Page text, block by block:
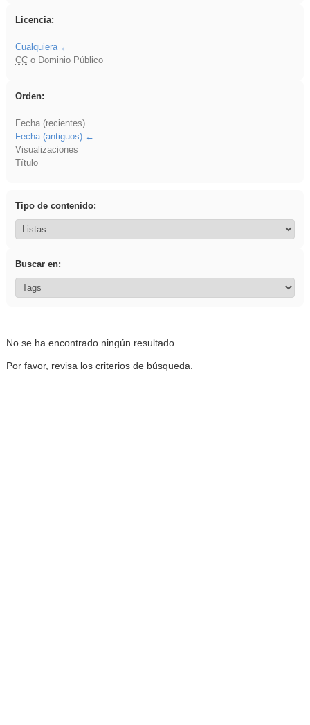
Licencia:
Cualquiera
CCo Dominio Público
Orden:
Fecha (recientes)
Fecha (antiguos)
Visualizaciones
Título
Tipo de contenido:
Buscar en:
No se ha encontrado ningún resultado.
Por favor, revisa los criterios de búsqueda.